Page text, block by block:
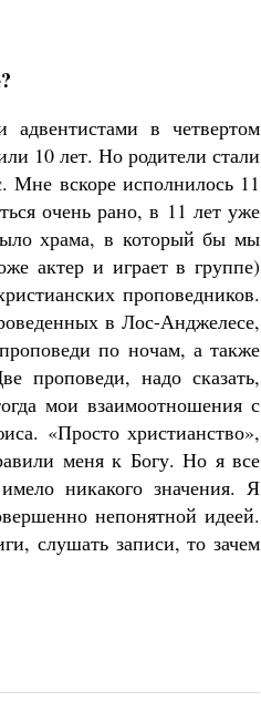
в четвертом
10 лет. Но родители стали
Мне вскоре исполнилось 11
очень рано, в 11 лет уже
храма, в который бы мы
актер и играет в группе)
проповедников.
в Лос-Анджелесе,
по ночам, а также
проповеди, надо сказать,
мои взаимоотношения с
«Просто христианство»,
меня к Богу. Но я все
никакого значения. Я
непонятной идеей.
слушать записи, то зачем